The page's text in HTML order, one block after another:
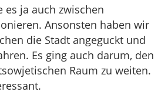
ja auch zwischen
Ansonsten haben wir
die Stadt angeguckt und
Es ging auch darum, den
Raum zu weiten.